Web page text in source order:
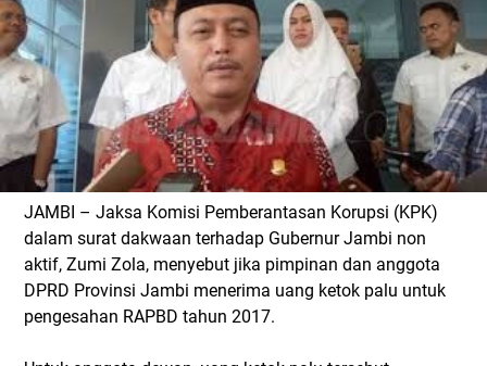
JAMBI – Jaksa Komisi Pemberantasan Korupsi (KPK)
dalam surat dakwaan terhadap Gubernur Jambi non
aktif, Zumi Zola, menyebut jika pimpinan dan anggota
DPRD Provinsi Jambi menerima uang ketok palu untuk
pengesahan RAPBD tahun 2017.